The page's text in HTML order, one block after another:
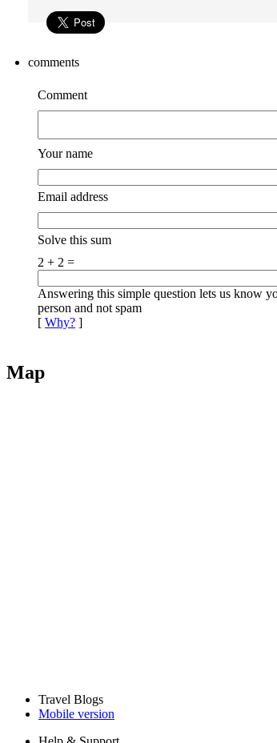
comments
Comment
Your name
Email address
Solve this sum
2 + 2 =
Answering this simple question lets us know
person and not spam
[ Why? ]
Map
Travel Blogs
Mobile version